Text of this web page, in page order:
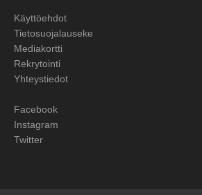
Käyttöehdot
Tietosuojalauseke
Mediakortti
Rekrytointi
Yhteystiedot
Facebook
Instagram
Twitter